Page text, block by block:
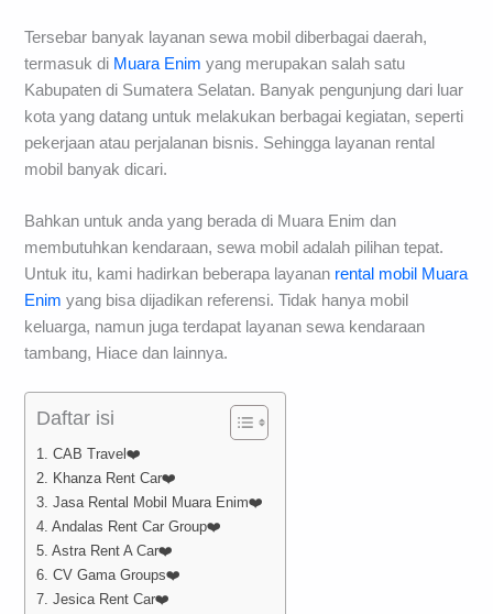
Tersebar banyak layanan sewa mobil diberbagai daerah,
termasuk di Muara Enim yang merupakan salah satu
Kabupaten di Sumatera Selatan. Banyak pengunjung dari luar
kota yang datang untuk melakukan berbagai kegiatan, seperti
pekerjaan atau perjalanan bisnis. Sehingga layanan rental
mobil banyak dicari.
Bahkan untuk anda yang berada di Muara Enim dan
membutuhkan kendaraan, sewa mobil adalah pilihan tepat.
Untuk itu, kami hadirkan beberapa layanan rental mobil Muara
Enim yang bisa dijadikan referensi. Tidak hanya mobil
keluarga, namun juga terdapat layanan sewa kendaraan
tambang, Hiace dan lainnya.
Daftar isi
1. CAB Travel❤️
2. Khanza Rent Car❤️
3. Jasa Rental Mobil Muara Enim❤️
4. Andalas Rent Car Group❤️
5. Astra Rent A Car❤️
6. CV Gama Groups❤️
7. Jesica Rent Car❤️